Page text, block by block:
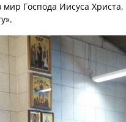
Господа Иисуса